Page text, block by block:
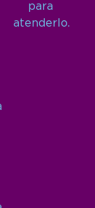
para
atenderlo.